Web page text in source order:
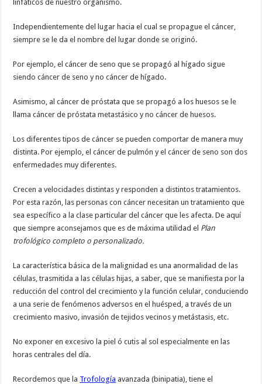
linfáticos de nuestro organismo.
Independientemente del lugar hacia el cual se propague el cáncer,
siempre se le da el nombre del lugar donde se originó.
Por ejemplo, el cáncer de seno que se propagó al hígado sigue
siendo cáncer de seno y no cáncer de hígado.
Asimismo, al cáncer de próstata que se propagó a los huesos se le
llama cáncer de próstata metastásico y no cáncer de huesos.
Los diferentes tipos de cáncer se pueden comportar de manera muy
distinta. Por ejemplo, el cáncer de pulmón y el cáncer de seno son dos
enfermedades muy diferentes.
Crecen a velocidades distintas y responden a distintos tratamientos.
Por esta razón, las personas con cáncer necesitan un tratamiento que
sea específico a la clase particular del cáncer que les afecta. De aquí
que siempre aconsejamos que es de máxima utilidad el Plan
trofológico completo o personalizado.
La característica básica de la malignidad es una anormalidad de las
células, trasmitida a las células hijas, a saber, que se manifiesta por la
reducción del control del crecimiento y la función celular, conduciendo
a una serie de fenómenos adversos en el huésped, a través de un
crecimiento masivo, invasión de tejidos vecinos y metástasis, etc.
No exponer en excesivo la piel ó cutis al sol especialmente en las
horas centrales del día.
Recordemos que la Trofología avanzada (binipatia), tiene el